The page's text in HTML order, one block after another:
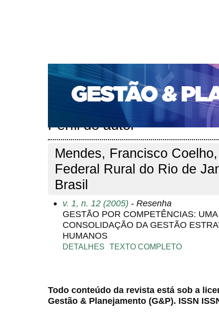
CAPA SOBRE ACESSO CADASTRO
PORTAL DE REVISTAS DA UNIFACS
SUBMISSÕES
PARA SUBMISSÃO DE ARTIGOS
TUTORIAL PARA
Capa Perfil do autor
Perfil do autor
Mendes, Francisco
Federal Rural do Rio de
Brasil
v. 1, n. 12 (2005) - Resenha
GESTÃO POR COMPETÊNCIAS:
CONSOLIDAÇÃO DA GESTÃO
HUMANOS
DETALHES TEXTO COMPLETO
Todo conteúdo da revista está sob a
Gestão & Planejamento (G&P). ISSN